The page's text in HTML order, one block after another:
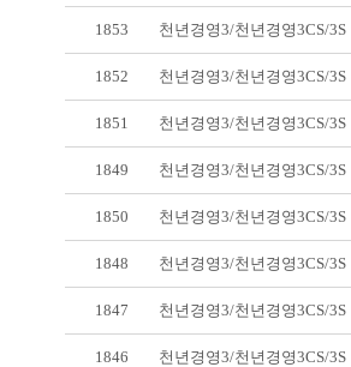
1853 천년경영3/천년경영3CS/
1852 천년경영3/천년경영3CS/
1851 천년경영3/천년경영3CS/
1849 천년경영3/천년경영3CS/
1850 천년경영3/천년경영3CS/
1848 천년경영3/천년경영3CS/
1847 천년경영3/천년경영3CS/
1846 천년경영3/천년경영3CS/